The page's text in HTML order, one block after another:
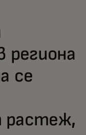
региона
се
растеж,